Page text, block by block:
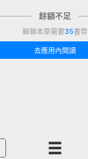
餘額不足
解鎖本章需要35書幣
去應用內閱讀